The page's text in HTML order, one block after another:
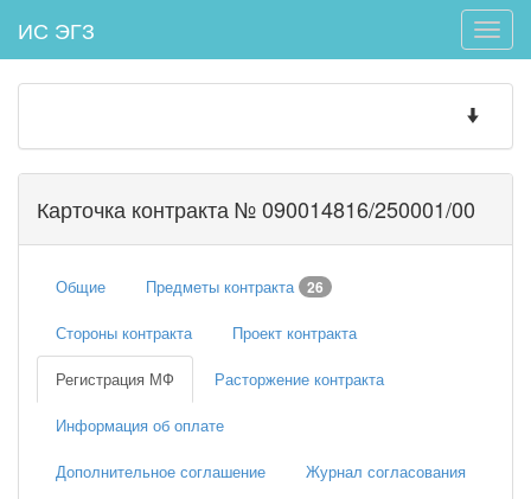
Toggle
ИС ЭГЗ
Toggle
Карточка контракта № 090014816/250001/00
Общие Предметы контракта 26
Стороны контракта Проект контракта
Регистрация МФ Расторжение контракта
Информация об оплате
Дополнительное соглашение Журнал согласования